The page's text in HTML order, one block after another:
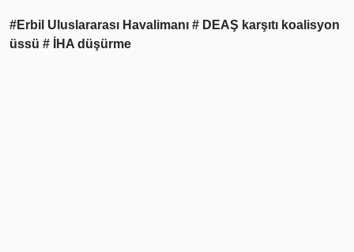
#Erbil Uluslararası Havalimanı # DEAŞ karşıtı koalisyon
üssü # İHA düşürme